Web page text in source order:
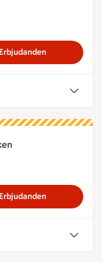
öppnar klockan 7
Erbjudanden
har stängt, öppnar
Erbjudanden